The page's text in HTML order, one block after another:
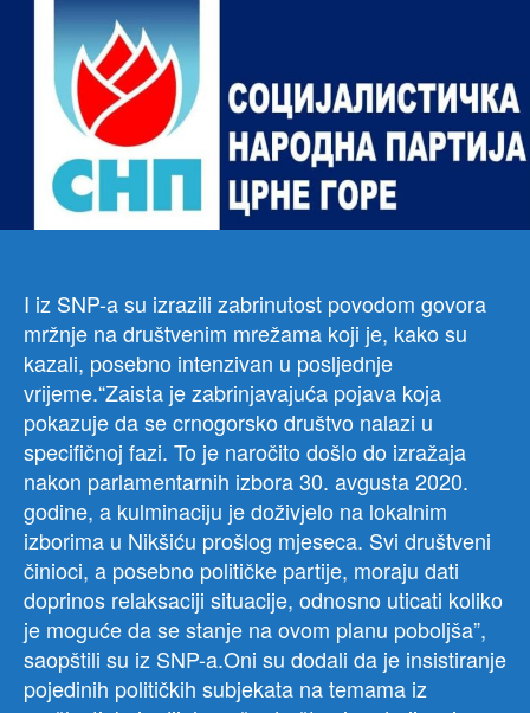
I iz SNP-a su izrazili zabrinutost povodom govora
mržnje na društvenim mrežama koji je, kako su
kazali, posebno intenzivan u posljednje
vrijeme.“Zaista je zabrinjavajuća pojava koja
pokazuje da se crnogorsko društvo nalazi u
specifičnoj fazi. To je naročito došlo do izražaja
nakon parlamentarnih izbora 30. avgusta 2020.
godine, a kulminaciju je doživjelo na lokalnim
izborima u Nikšiću prošlog mjeseca. Svi društveni
činioci, a posebno političke partije, moraju dati
doprinos relaksaciji situacije, odnosno uticati koliko
je moguće da se stanje na ovom planu poboljša”,
saopštili su iz SNP-a.Oni su dodali da je insistiranje
pojedinih političkih subjekata na temama iz